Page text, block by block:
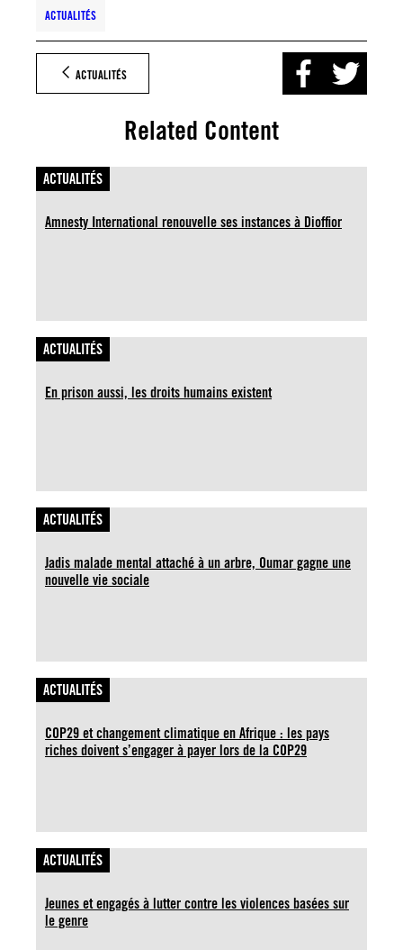
ACTUALITÉS
ACTUALITÉS
Related Content
ACTUALITÉS
Amnesty International renouvelle ses instances à Dioffior
ACTUALITÉS
En prison aussi, les droits humains existent
ACTUALITÉS
Jadis malade mental attaché à un arbre, Oumar gagne une
nouvelle vie sociale
ACTUALITÉS
COP29 et changement climatique en Afrique : les pays
riches doivent s’engager à payer lors de la COP29
ACTUALITÉS
Jeunes et engagés à lutter contre les violences basées sur
le genre